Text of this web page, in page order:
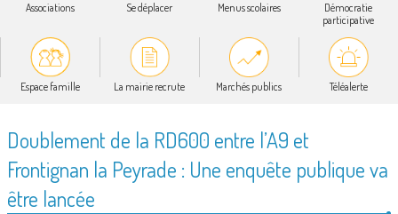
Associations Se déplacer Menus scolaires
Démocratie
participative
Espace famille La mairie recrute Marchés publics Téléalerte
Doublement de la RD600 entre l’A9 et
Frontignan la Peyrade : Une enquête publique va
être lancée